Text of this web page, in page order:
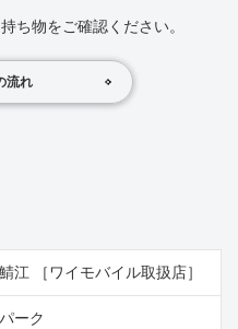
ち物をご確認ください。
流れ
江 ［ワイモバイル取扱店］
ーク